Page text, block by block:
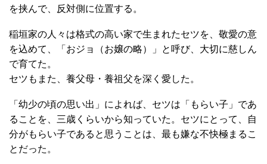
を挟んで、反対側に位置する。
稲垣家の人々は格式の高い家で生まれたセツを、敬愛の意
を込めて、「おジョ（お嬢の略）」と呼び、大切に慈しん
で育てた。
セツもまた、養父母・養祖父を深く愛した。
「幼少の頃の思い出」によれば、セツは「もらい子」であ
ることを、三歳くらいから知っていた。セツにとって、自
分がもらい子であると思うことは、最も嫌な不快極まるこ
とだった。